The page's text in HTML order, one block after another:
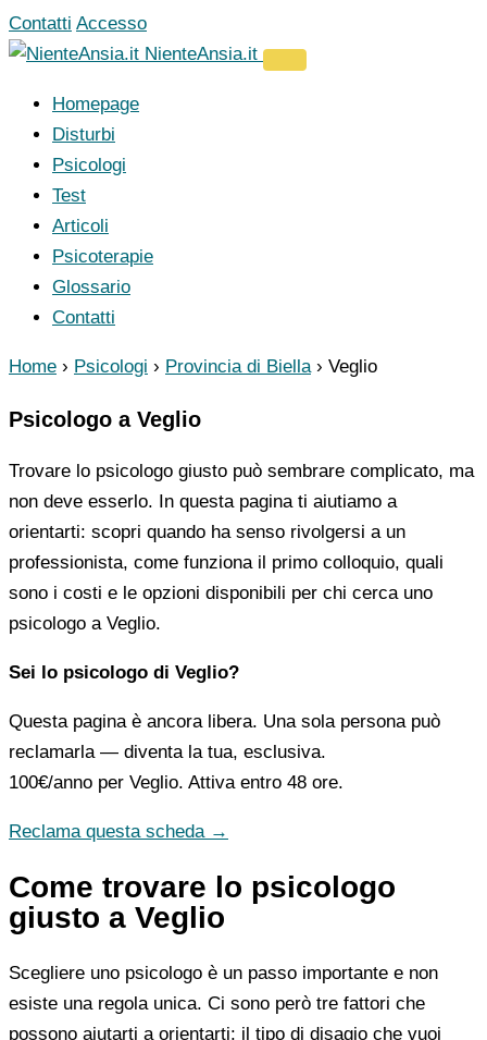
Vai
al
Contatti Accesso
NienteAnsia.it
Homepage
Disturbi
Psicologi
Test
Articoli
Psicoterapie
Glossario
Contatti
Home › Psicologi › Provincia di Biella › Veglio
Psicologo a Veglio
Trovare lo psicologo giusto può sembrare complicato, ma
non deve esserlo. In questa pagina ti aiutiamo a
orientarti: scopri quando ha senso rivolgersi a un
professionista, come funziona il primo colloquio, quali
sono i costi e le opzioni disponibili per chi cerca uno
psicologo a Veglio.
Sei lo psicologo di Veglio?
Questa pagina è ancora libera. Una sola persona può
reclamarla — diventa la tua, esclusiva.
100€/anno per Veglio. Attiva entro 48 ore.
Reclama questa scheda →
Come trovare lo psicologo
giusto a Veglio
Scegliere uno psicologo è un passo importante e non
esiste una regola unica. Ci sono però tre fattori che
possono aiutarti a orientarti: il tipo di disagio che vuoi